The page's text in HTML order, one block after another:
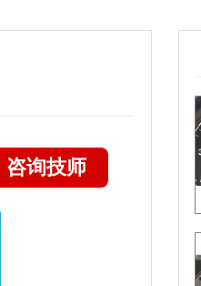
咨询技师